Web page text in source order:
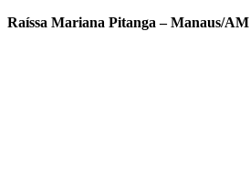
Raíssa Mariana Pitanga – Manaus/AM